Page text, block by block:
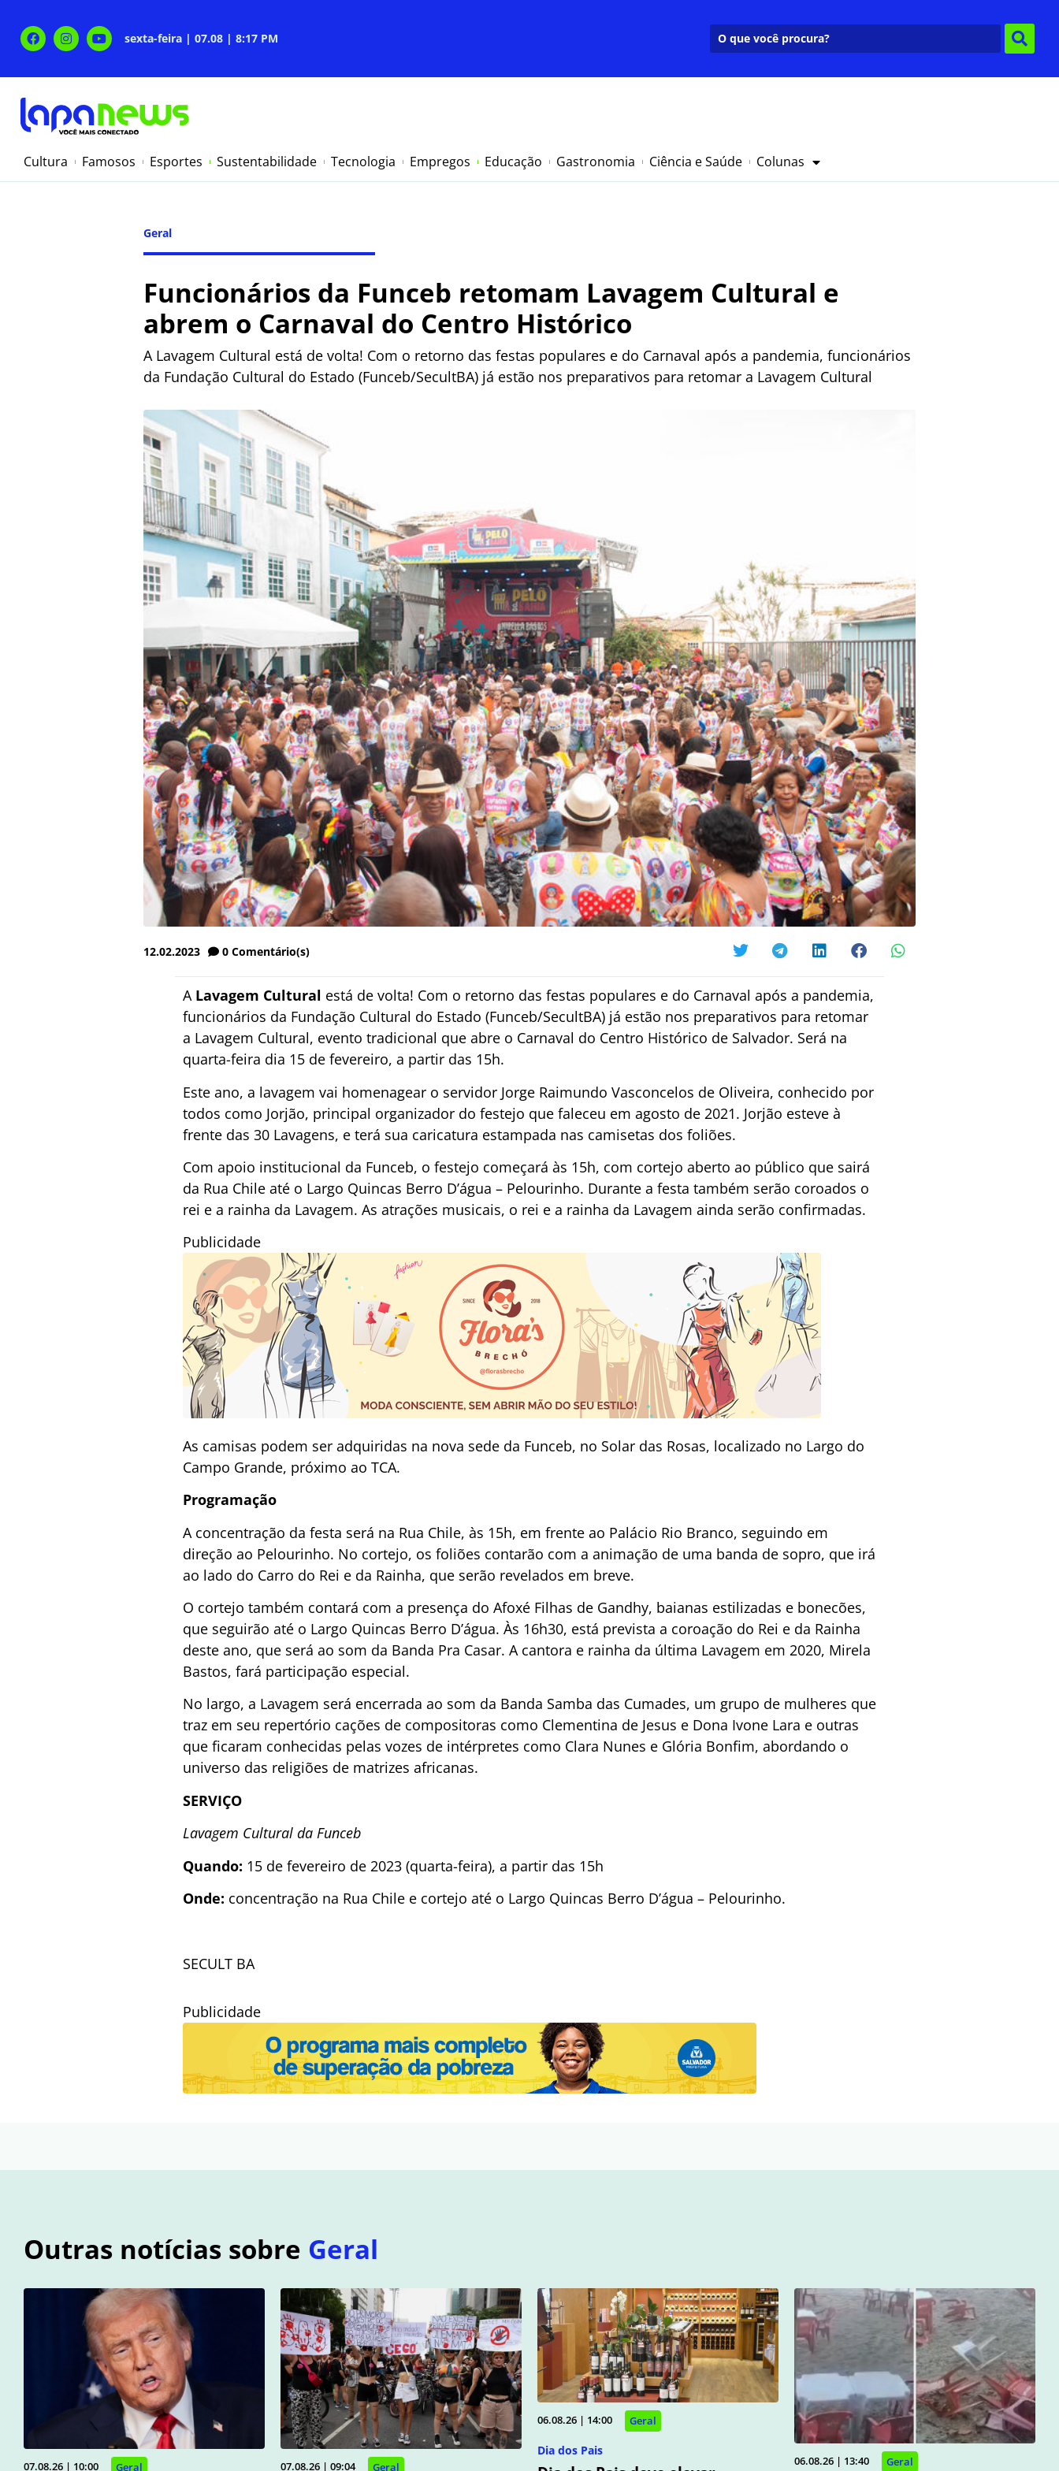
sexta-feira | 07.08 | 8:17 PM
Cultura Famosos Esportes Sustentabilidade Tecnologia Empregos Educação Gastronomia Ciência e Saúde Colunas
Geral
Funcionários da Funceb retomam Lavagem Cultural e
abrem o Carnaval do Centro Histórico
A Lavagem Cultural está de volta! Com o retorno das festas populares e do Carnaval após a pandemia, funcionários
da Fundação Cultural do Estado (Funceb/SecultBA) já estão nos preparativos para retomar a Lavagem Cultural
12.02.2023 0 Comentário(s)
A Lavagem Cultural está de volta! Com o retorno das festas populares e do Carnaval após a pandemia,
funcionários da Fundação Cultural do Estado (Funceb/SecultBA) já estão nos preparativos para retomar
a Lavagem Cultural, evento tradicional que abre o Carnaval do Centro Histórico de Salvador. Será na
quarta-feira dia 15 de fevereiro, a partir das 15h.
Este ano, a lavagem vai homenagear o servidor Jorge Raimundo Vasconcelos de Oliveira, conhecido por
todos como Jorjão, principal organizador do festejo que faleceu em agosto de 2021. Jorjão esteve à
frente das 30 Lavagens, e terá sua caricatura estampada nas camisetas dos foliões.
Com apoio institucional da Funceb, o festejo começará às 15h, com cortejo aberto ao público que sairá
da Rua Chile até o Largo Quincas Berro D’água – Pelourinho. Durante a festa também serão coroados o
rei e a rainha da Lavagem. As atrações musicais, o rei e a rainha da Lavagem ainda serão confirmadas.
Publicidade
As camisas podem ser adquiridas na nova sede da Funceb, no Solar das Rosas, localizado no Largo do
Campo Grande, próximo ao TCA.
Programação
A concentração da festa será na Rua Chile, às 15h, em frente ao Palácio Rio Branco, seguindo em
direção ao Pelourinho. No cortejo, os foliões contarão com a animação de uma banda de sopro, que irá
ao lado do Carro do Rei e da Rainha, que serão revelados em breve.
O cortejo também contará com a presença do Afoxé Filhas de Gandhy, baianas estilizadas e bonecões,
que seguirão até o Largo Quincas Berro D’água. Às 16h30, está prevista a coroação do Rei e da Rainha
deste ano, que será ao som da Banda Pra Casar. A cantora e rainha da última Lavagem em 2020, Mirela
Bastos, fará participação especial.
No largo, a Lavagem será encerrada ao som da Banda Samba das Cumades, um grupo de mulheres que
traz em seu repertório cações de compositoras como Clementina de Jesus e Dona Ivone Lara e outras
que ficaram conhecidas pelas vozes de intérpretes como Clara Nunes e Glória Bonfim, abordando o
universo das religiões de matrizes africanas.
SERVIÇO
Lavagem Cultural da Funceb
Quando: 15 de fevereiro de 2023 (quarta-feira), a partir das 15h
Onde: concentração na Rua Chile e cortejo até o Largo Quincas Berro D’água – Pelourinho.
SECULT BA
Publicidade
Outras notícias sobre Geral
07.08.26 | 10:00 Geral 07.08.26 | 09:04 Geral
06.08.26 | 14:00 Geral
Dia dos Pais
06.08.26 | 13:40 Geral